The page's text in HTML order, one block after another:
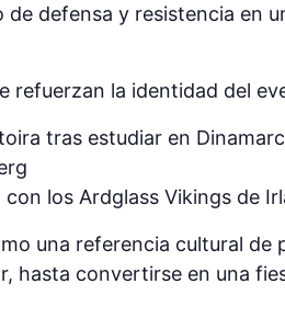
defensa y resistencia en
refuerzan la identidad del
tras estudiar en
los Ardglass Vikings de
una referencia cultural de
hasta convertirse en una